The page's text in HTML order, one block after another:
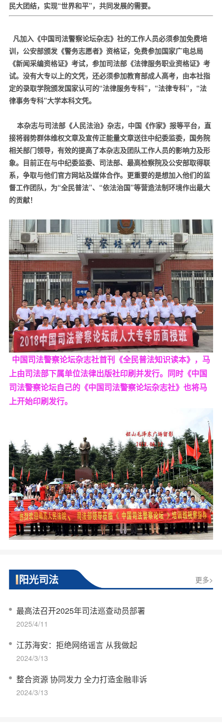
民大团结，实现“世界和平”，共同发展的需要。
凡加入《中国司法警察论坛杂志》社的工作人员必须参加免费培
训，公安部颁发《警务志愿者》资格证，免费参加国家广电总局
《新闻采编资格证》考试，参加司法部《法律服务职业资格证》考
试。没有大专以上的文凭，还必须参加教育部成人高考，由本社指
定的录取学院颁发国家认可的“法律服务专科”， “法律专科”， “法
律事务专科”大学本科文凭。
本杂志与司法部《人民法治》杂志，中国《作家》报等平台，直
接将弱势群体维权文章及宣传正能量文章送往中纪委监委，国务院
相关部门领导，有效的提高了本杂志及团队工作人员的影响力及形
象。目前正在与中纪委监委、司法部、最高检察院及公安部取得联
系，争取与他们官方网站及媒体合作。更重要的是想加入他们的监
督工作团队，为“全民普法”、 “依法治国”等营造法制环境作出最大
的贡献！
中国司法警察论坛杂志社首刊《全民普法知识读本》，马
上由司法部下属单位法律出版社印刷并发行。同时《中国
司法警察论坛自己的《中国司法警察论坛杂志社》也将马
上开始印刷发行。
阳光司法 更多>
最高法召开2025年司法巡查动员部署
2025/4/11
江苏海安：拒绝网络谣言 从我做起
2024/3/13
整合资源 协同发力 全力打造金融非诉
2024/3/13